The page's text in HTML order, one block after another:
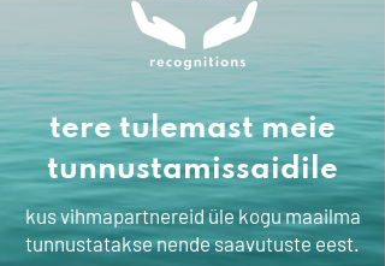
tere tulemast meie
tunnustamissaidile
kus vihmapartnereid üle kogu maailma
tunnustatakse nende saavutuste eest.